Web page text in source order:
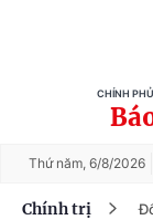
CHÍNH
Thứ năm, 6/8/2026
Chính trị